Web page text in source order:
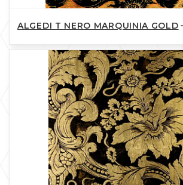
ALGEDI T NERO MARQUINIA GOLD